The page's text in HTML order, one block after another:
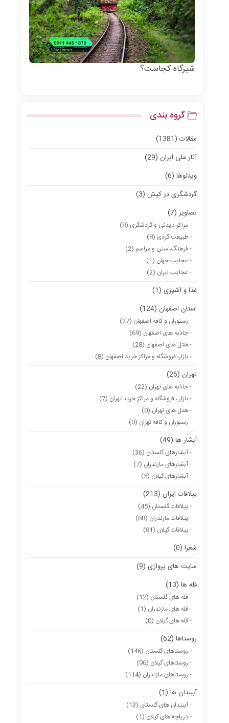
شیرگاه کجاست؟
گروه بندی
مقالات (1381)
آثار ملی ایران (29)
ویدئوها (6)
گردشگری در کیش (3)
تصاویر (7)
- مراکز دیدنی و گردشگری (8)
- طبیعت گردی (8)
- فرهنگ، سنن و مراسم (2)
- عجایب جهان (1)
- عجایب ایران (2)
غذا و آشپزی (1)
استان اصفهان (124)
- رستوران و کافه اصفهان (27)
- جاذبه های اصفهان (69)
- هتل های اصفهان (28)
- بازار، فروشگاه و مراکز خرید اصفهان (8)
تهران (26)
- جاذبه های تهران (22)
- بازار ، فروشگاه و مراکز خرید تهران (7)
- هتل های تهران (0)
- رستوران و کافه تهران (0)
آبشار ها (49)
- آبشارهای گلستان (36)
- آبشارهای مازندران (7)
- آبشارهای گیلان (5)
ییلاقات ایران (213)
- ییلاقات گلستان (45)
- ییلاقات مازندران (88)
- ییلاقات گیلان (81)
شعرا (0)
سایت های پروازی (9)
قله ها (13)
- قله های گلستان (12)
- قله های مازندران (1)
- قله های گیلان (0)
روستاها (62)
- روستاهای گلستان (146)
- روستاهای گیلان (96)
- روستاهای مازندران (114)
آببندان ها (1)
- آببندان های گلستان (12)
- دریاچه های گیلان (1)